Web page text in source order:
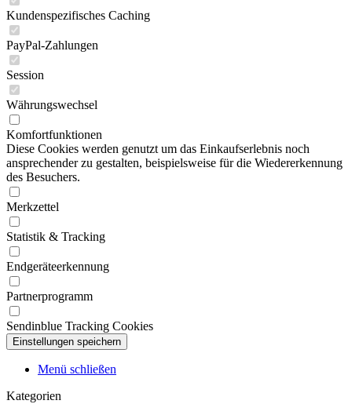
Kundenspezifisches Caching
PayPal-Zahlungen
Session
Währungswechsel
Komfortfunktionen
Diese Cookies werden genutzt um das Einkaufserlebnis noch
ansprechender zu gestalten, beispielsweise für die Wiedererkennung
des Besuchers.
Merkzettel
Statistik & Tracking
Endgeräteerkennung
Partnerprogramm
Sendinblue Tracking Cookies
Menü schließen
Kategorien